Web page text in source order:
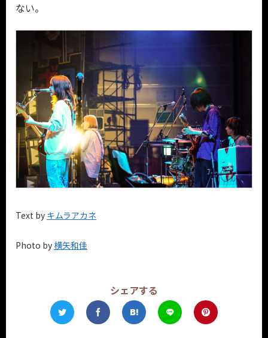
ない。
Text by キムラアカネ
Photo by横矢和佳
シェアする